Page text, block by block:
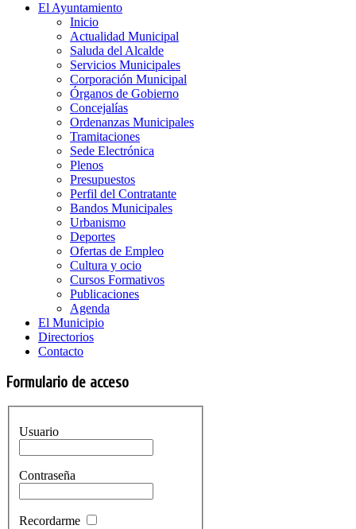
El Ayuntamiento
Inicio
Actualidad Municipal
Saluda del Alcalde
Servicios Municipales
Corporación Municipal
Órganos de Gobierno
Concejalías
Ordenanzas Municipales
Tramitaciones
Sede Electrónica
Plenos
Presupuestos
Perfil del Contratante
Bandos Municipales
Urbanismo
Deportes
Ofertas de Empleo
Cultura y ocio
Cursos Formativos
Publicaciones
Agenda
El Municipio
Directorios
Contacto
Formulario de acceso
Usuario
Contraseña
Recordarme